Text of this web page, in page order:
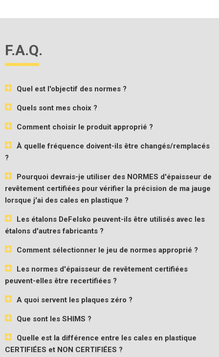
F.A.Q.
Quel est l'objectif des normes ?
Quels sont mes choix ?
Comment choisir le produit approprié ?
À quelle fréquence doivent-ils être changés/remplacés
?
Pourquoi devrais-je utiliser des NORMES d'épaisseur de
revêtement certifiées pour vérifier la précision de ma jauge
lorsque j'ai des cales en plastique ?
Les étalons DeFelsko peuvent-ils être utilisés avec les
étalons d'autres fabricants ?
Comment sélectionner le jeu de normes approprié ?
Les normes d'épaisseur de revêtement certifiées
peuvent-elles être recertifiées ?
A quoi servent les plaques zéro ?
Que sont les SHIMS ?
Quelle est la différence entre les cales en plastique
CERTIFIÉES et NON CERTIFIÉES ?